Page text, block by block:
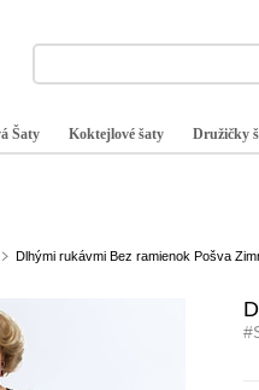
Šaty Koktejlové šaty Družičky
Dlhými rukávmi Bez ramienok Pošva